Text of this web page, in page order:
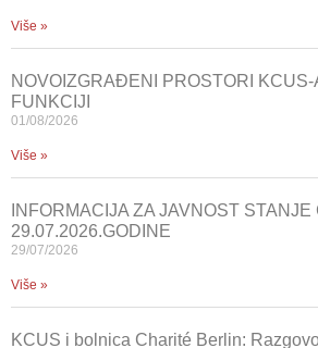
Više »
NOVOIZGRAĐENI PROSTORI KCUS-
FUNKCIJI
01/08/2026
Više »
INFORMACIJA ZA JAVNOST STANJE
29.07.2026.GODINE
29/07/2026
Više »
KCUS i bolnica Charité Berlin: